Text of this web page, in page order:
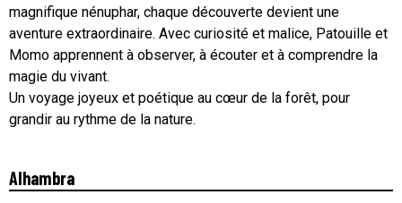
magnifique nénuphar, chaque découverte devient une
aventure extraordinaire. Avec curiosité et malice, Patouille et
Momo apprennent à observer, à écouter et à comprendre la
magie du vivant.
Un voyage joyeux et poétique au cœur de la forêt, pour
grandir au rythme de la nature.
Alhambra